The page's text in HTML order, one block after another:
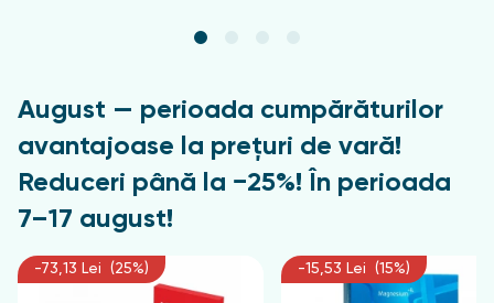
August — perioada cumpărăturilor
avantajoase la prețuri de vară!
Reduceri până la −25%! În perioada
7–17 august!
-73,13 Lei (25%) -15,53 Lei (15%)